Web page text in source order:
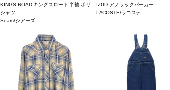
KINGS ROAD キングスロード 半袖 ポリ
シャツ
Sears/シアーズ
IZOD アノラックパーカー
LACOSTE/ラコステ